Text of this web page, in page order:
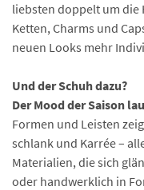
liebsten doppelt um die
Ketten, Charms und
neuen Looks mehr
Und der Schuh dazu?
Der Mood der Saison
Formen und Leisten
schlank und Karrée –
Materialien, die sich
oder handwerklich in